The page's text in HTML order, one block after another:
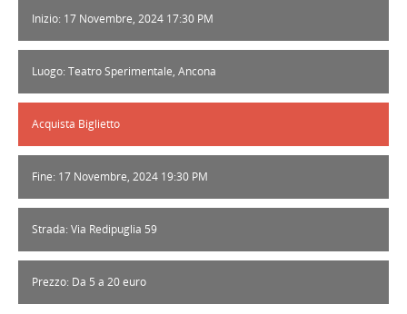
Inizio: 17 Novembre, 2024 17:30 PM
Luogo: Teatro Sperimentale, Ancona
Acquista Biglietto
Fine: 17 Novembre, 2024 19:30 PM
Strada: Via Redipuglia 59
Prezzo: Da 5 a 20 euro